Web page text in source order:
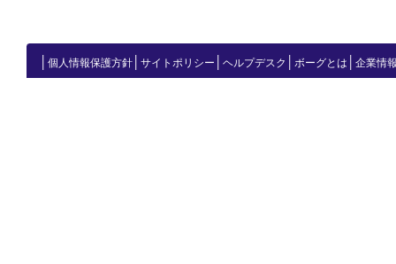
個人情報保護方針 サイトポリシー ヘルプデスク ボーグとは 企業情